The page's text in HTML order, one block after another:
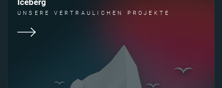
Iceberg
UNSERE VERTRAULICHEN PROJEKTE